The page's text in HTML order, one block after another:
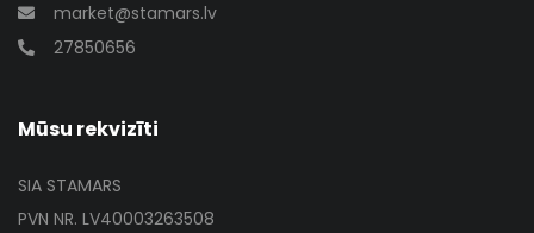
market@stamars.lv
27850656
Mūsu rekvizīti
SIA STAMARS
PVN NR. LV40003263508